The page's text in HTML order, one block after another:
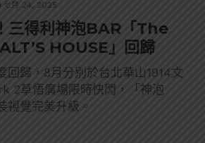
七月 24, 2025
三得利神泡BAR「The
HOUSE」回歸
回歸，8月分別於台北華山1914文
2草悟廣場限時快閃，「神泡
視覺完美升級。